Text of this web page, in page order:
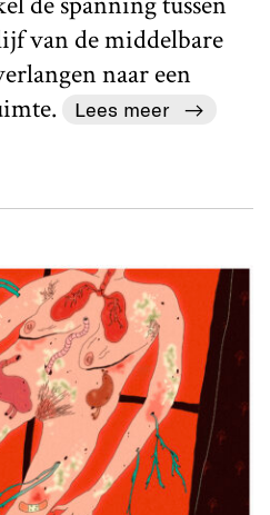
van de middelbare
naar een
Lees meer